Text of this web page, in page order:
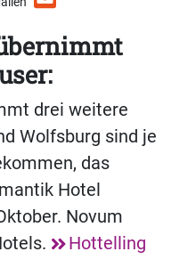
drei weitere
Wolfsburg sind je
das
Hotel
Novum
Hottelling